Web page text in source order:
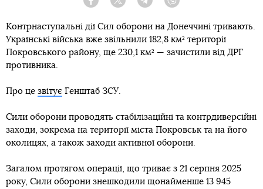
Facebook Twitter Telegram
Контрнаступальні дії Сил оборони на Донеччині тривають.
Українські війська вже звільнили 182,8 км² території
Покровського району, ще 230,1 км² — зачистили від ДРГ
противника.
Про це звітує Генштаб ЗСУ.
Сили оборони проводять стабілізаційні та контрдиверсійні
заходи, зокрема на території міста Покровськ та на його
околицях, а також заходи активної оборони.
Загалом протягом операції, що триває з 21 серпня 2025
року, Сили оборони знешкодили щонайменше 13 945